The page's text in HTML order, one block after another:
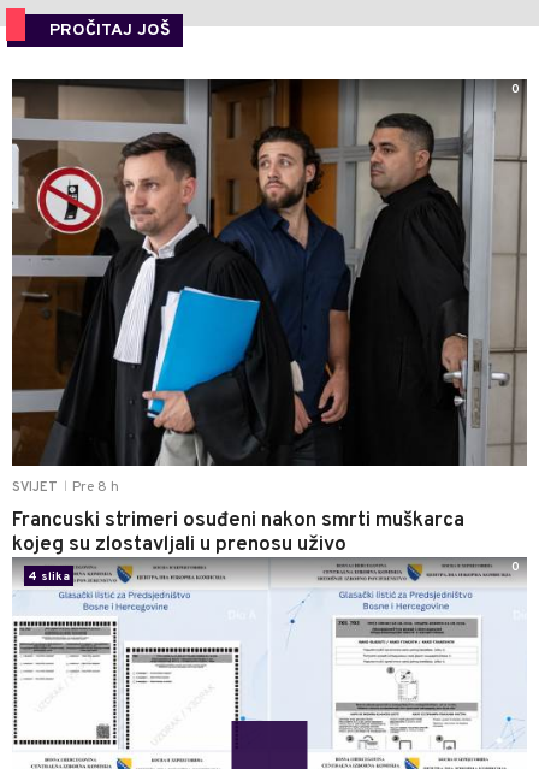
PROČITAJ JOŠ
SVIJET Pre 8 h
Francuski strimeri osuđeni nakon smrti muškarca
kojeg su zlostavljali u prenosu uživo
0
4 slika
0